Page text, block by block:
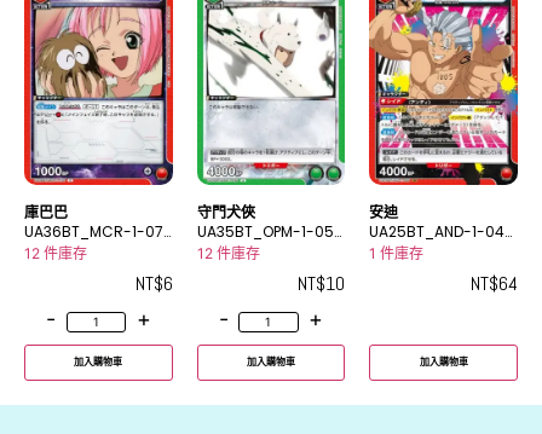
庫巴巴
UA36BT_MCR-1-07
0C
12 件庫存
NT$6
-
+
加入購物車
守門犬俠
UA35BT_OPM-1-056
U
12 件庫存
NT$10
-
+
加入購物車
安迪
UA25BT_AND-1-046
SR
1 件庫存
NT$64
加入購物車